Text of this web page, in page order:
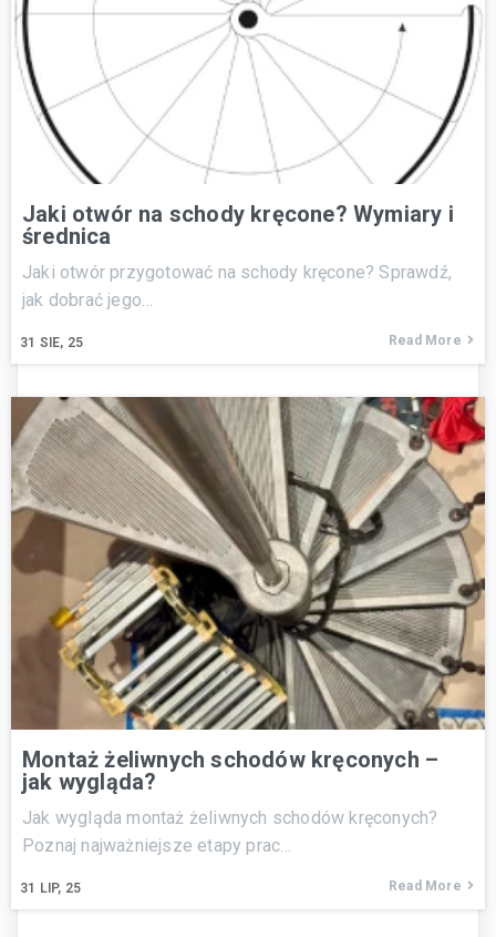
Jaki otwór na schody kręcone? Wymiary i
średnica
31 SIE, 25
Jaki otwór przygotować na schody kręcone? Sprawdź,
jak dobrać jego…
Read More
Montaż żeliwnych schodów kręconych –
jak wygląda?
31 LIP, 25
Jak wygląda montaż żeliwnych schodów kręconych?
Poznaj najważniejsze etapy prac…
Read More